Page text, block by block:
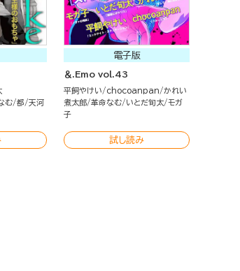
む 都
天河
電子版
＆.Emo vol.43
平飼やけい chocoanpan
かれい
煮太郎 革命なむ いとだ旬太 モガ
子
試し読み